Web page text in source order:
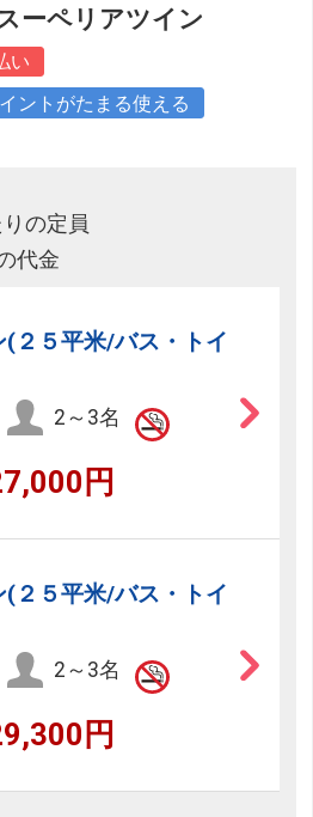
ーペリアツイン
い
ントがたまる使える
の定員
代金
２５平米/バス・トイ
2～3名
円
２５平米/バス・トイ
2～3名
円